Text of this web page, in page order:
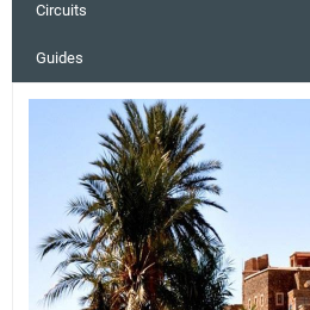
Circuits
Guides